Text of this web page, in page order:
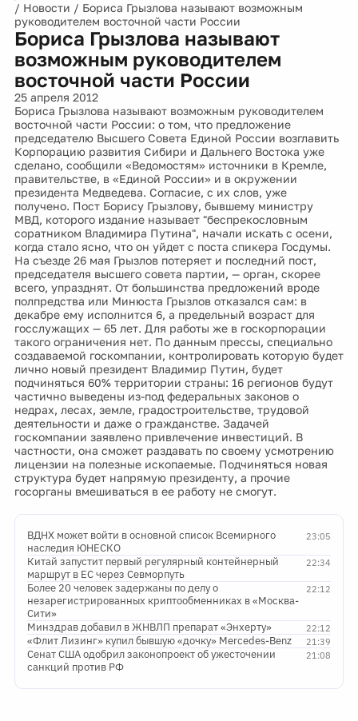
/ Новости / Бориса Грызлова называют возможным
руководителем восточной части России
Бориса Грызлова называют
возможным руководителем
восточной части России
25 апреля 2012
Бориса Грызлова называют возможным руководителем
восточной части России: о том, что предложение
председателю Высшего Совета Единой России возглавить
Корпорацию развития Сибири и Дальнего Востока уже
сделано, сообщили «Ведомостям» источники в Кремле,
правительстве, в «Единой России» и в окружении
президента Медведева. Согласие, с их слов, уже
получено. Пост Борису Грызлову, бывшему министру
МВД, которого издание называет "беспрекословным
соратником Владимира Путина", начали искать с осени,
когда стало ясно, что он уйдет с поста спикера Госдумы.
На съезде 26 мая Грызлов потеряет и последний пост,
председателя высшего совета партии, — орган, скорее
всего, упразднят. От большинства предложений вроде
полпредства или Минюста Грызлов отказался сам: в
декабре ему исполнится 6, а предельный возраст для
госслужащих — 65 лет. Для работы же в госкорпорации
такого ограничения нет. По данным прессы, специально
создаваемой госкомпании, контролировать которую будет
лично новый президент Владимир Путин, будет
подчиняться 60% территории страны: 16 регионов будут
частично выведены из-под федеральных законов о
недрах, лесах, земле, градостроительстве, трудовой
деятельности и даже о гражданстве. Задачей
госкомпании заявлено привлечение инвестиций. В
частности, она сможет раздавать по своему усмотрению
лицензии на полезные ископаемые. Подчиняться новая
структура будет напрямую президенту, а прочие
госорганы вмешиваться в ее работу не смогут.
23:05
ВДНХ может войти в основной список Всемирного
наследия ЮНЕСКО
22:34
Китай запустит первый регулярный контейнерный
маршрут в ЕС через Севморпуть
22:12
Более 20 человек задержаны по делу о
незарегистрированных криптообменниках в «Москва-
Сити»
22:12
Минздрав добавил в ЖНВЛП препарат «Энхерту»
21:39
«Флит Лизинг» купил бывшую «дочку» Mercedes-Benz
21:08
Сенат США одобрил законопроект об ужесточении
санкций против РФ